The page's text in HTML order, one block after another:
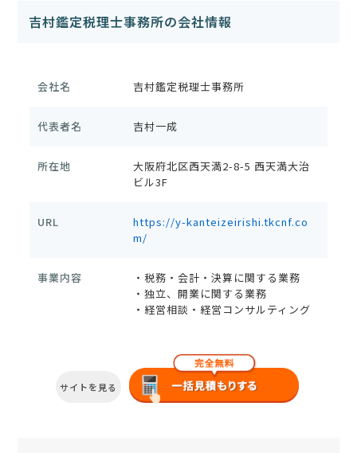
吉村鑑定税理士事務所の会社情報
会社名 吉村鑑定税理士事務所
代表者名 吉村一成
所在地
大阪府北区西天満2-8-5 西天満大治
ビル3F
URL
https://y-kanteizeirishi.tkcnf.co
m/
事業内容
・税務・会計・決算に関する業務
・独立、開業に関する業務
・経営相談・経営コンサルティング
サイトを見る